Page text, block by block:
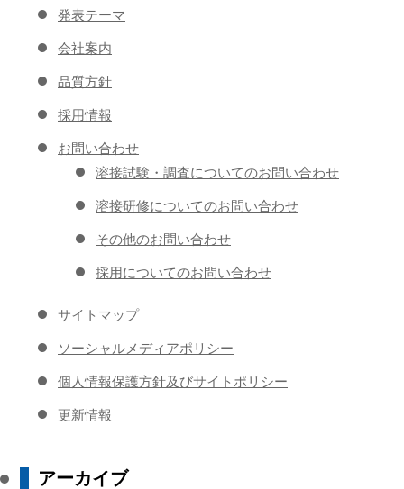
発表テーマ
会社案内
品質方針
採用情報
お問い合わせ
溶接試験・調査についてのお問い合わせ
溶接研修についてのお問い合わせ
その他のお問い合わせ
採用についてのお問い合わせ
サイトマップ
ソーシャルメディアポリシー
個人情報保護方針及びサイトポリシー
更新情報
アーカイブ